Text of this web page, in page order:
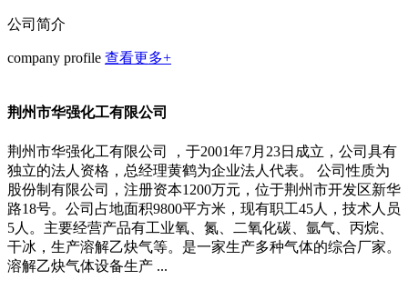
公司简介
company profile 查看更多+
荆州市华强化工有限公司
荆州市华强化工有限公司 ，于2001年7月23日成立，公司具有
独立的法人资格，总经理黄鹤为企业法人代表。 公司性质为
股份制有限公司，注册资本1200万元，位于荆州市开发区新华
路18号。公司占地面积9800平方米，现有职工45人，技术人员
5人。主要经营产品有工业氧、氮、二氧化碳、氩气、丙烷、
干冰，生产溶解乙炔气等。是一家生产多种气体的综合厂家。
溶解乙炔气体设备生产 ...